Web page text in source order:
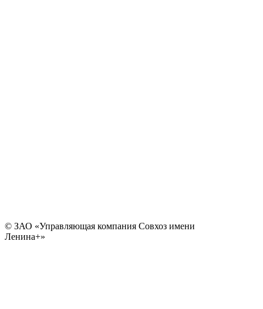
© ЗАО «Управляющая компания Совхоз имени
Ленина+»